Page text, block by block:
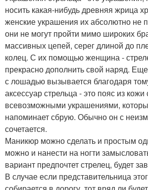
носить какая-нибудь древняя жрица
женские украшения их абсолютно не
они не могут пройти мимо широких
массивных цепей, серег длиной до
колец. С их помощью женщина -
прекрасно дополнить свой наряд.
с лошадью вызывается благодаря
аксессуар стрельца - это пояс из кожи
всевозможными украшениями,
напоминает сбрую. Обычно он с
сочетается.
Маникюр можно сделать и простым
можно и нанести на ногти
вариант предпочтет стрелец, будет
В случае если представительница